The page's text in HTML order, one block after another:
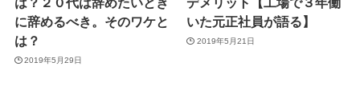
に辞めるべき。そのワケと
は？
2019年5月29日
いた元正社員が語る】
2019年5月21日